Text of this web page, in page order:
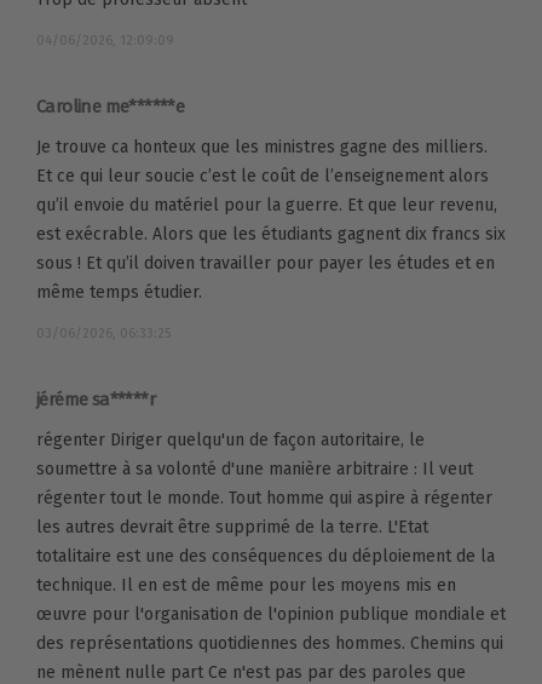
04/06/2026, 12:09:09
Caroline me******e
Je trouve ca honteux que les ministres gagne des milliers.
Et ce qui leur soucie c’est le coût de l’enseignement alors
qu’il envoie du matériel pour la guerre. Et que leur revenu,
est exécrable. Alors que les étudiants gagnent dix francs six
sous ! Et qu’il doiven travailler pour payer les études et en
même temps étudier.
03/06/2026, 06:33:25
jéréme sa*****r
régenter Diriger quelqu'un de façon autoritaire, le
soumettre à sa volonté d'une manière arbitraire : Il veut
régenter tout le monde. Tout homme qui aspire à régenter
les autres devrait être supprimé de la terre. L'Etat
totalitaire est une des conséquences du déploiement de la
technique. Il en est de même pour les moyens mis en
œuvre pour l'organisation de l'opinion publique mondiale et
des représentations quotidiennes des hommes. Chemins qui
ne mènent nulle part Ce n'est pas par des paroles que